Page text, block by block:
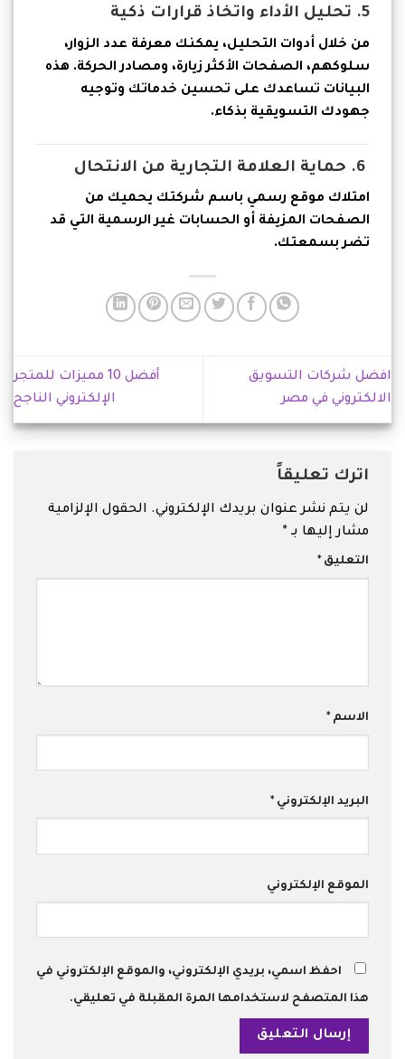
5. تحليل الأداء واتخاذ قرارات ذكية
من خلال أدوات التحليل، يمكنك معرفة عدد الزوار،
سلوكهم، الصفحات الأكثر زيارة، ومصادر الحركة. هذه
البيانات تساعدك على تحسين خدماتك وتوجيه
جهودك التسويقية بذكاء.
امتلاك موقع رسمي باسم شركتك يحميك من
الصفحات المزيفة أو الحسابات غير الرسمية التي قد
تضر بسمعتك.
افضل شركات التسويق
الالكتروني في مصر
أفضل 10 مميزات للمتجر
الإلكتروني الناجح
اترك تعليقاً
لن يتم نشر عنوان بريدك الإلكتروني. الحقول الإلزامية
مشار إليها بـ *
التعليق *
الاسم*
البريد الإلكتروني*
الموقع الإلكتروني
احفظ اسمي، بريدي الإلكتروني، والموقع الإلكتروني في
هذا المتصفح لاستخدامها المرة المقبلة في تعليقي.